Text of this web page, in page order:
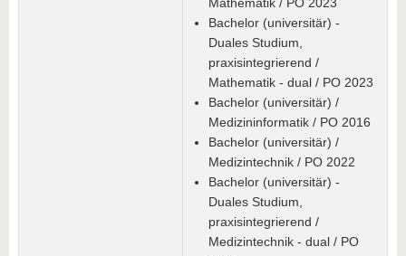
Bachelor (universitär) -
Duales Studium,
praxisintegrierend /
Mathematik - dual / PO 2023
Bachelor (universitär) /
Medizininformatik / PO 2016
Bachelor (universitär) /
Medizintechnik / PO 2022
Bachelor (universitär) -
Duales Studium,
praxisintegrierend /
Medizintechnik - dual / PO